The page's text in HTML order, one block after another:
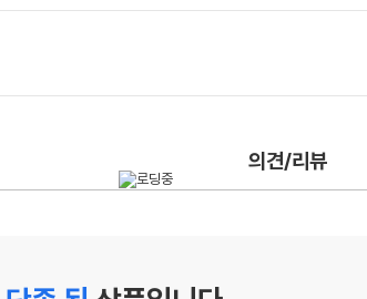
의견/리뷰